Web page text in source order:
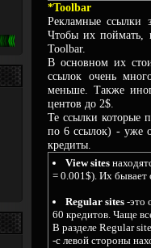
*Toolbar
Рекламные ссылки
Чтобы их поймать,
Toolbar.
В основном их
ссылок очень
меньше. Также
центов до 2$.
Те ссылки которые
по 6 ссылок) - уже
кредиты.
View sites
= 0.001$). Их бывает
Regular sites-это
60 кредитов. Чаще
В разделе Regular
-с левой стороны